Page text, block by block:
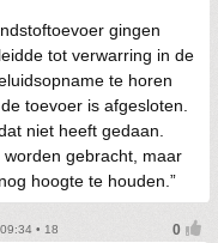
gingen
tot verwarring in de
te horen
toevoer is afgesloten.
niet heeft gedaan.
gebracht, maar
hoogte te houden.”
• 18